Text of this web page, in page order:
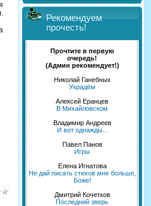
Рекомендуем
прочесть!
Прочтите в первую
очередь!
(Админ рекомендует!)
Николай Ганебных
Украдём
Алексей Еранцев
В Михайловском
Владимир Андреев
И вот однажды...
Павел Панов
Игры
Елена Игнатова
Не дай писать стихов мне больше,
Боже!
Дмитрий Кочетков
Последний зверь